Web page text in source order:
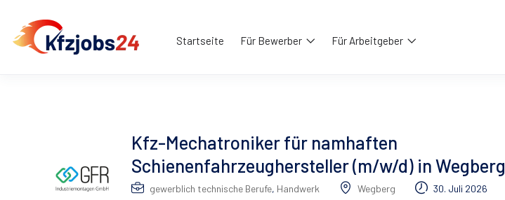
Startseite Für Bewerber Für Arbeitgeber
Kfz-Mechatroniker für namhaften
Schienenfahrzeughersteller (m/w/d) in Wegberg
gewerblich technische Berufe, Handwerk Wegberg 30. Juli 2026